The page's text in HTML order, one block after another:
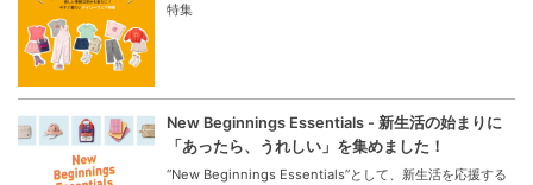
特集
New Beginnings Essentials - 新生活の始まりに
「あったら、うれしい」を集めました！
“New Beginnings Essentials”として、新生活を応援する